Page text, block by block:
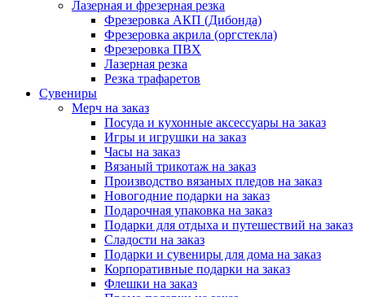
Лазерная и фрезерная резка
Фрезеровка АКП (Дибонда)
Фрезеровка акрила (оргстекла)
Фрезеровка ПВХ
Лазерная резка
Резка трафаретов
Сувениры
Мерч на заказ
Посуда и кухонные аксессуары на заказ
Игры и игрушки на заказ
Часы на заказ
Вязаный трикотаж на заказ
Производство вязаных пледов на заказ
Новогодние подарки на заказ
Подарочная упаковка на заказ
Подарки для отдыха и путешествий на заказ
Сладости на заказ
Подарки и сувениры для дома на заказ
Корпоративные подарки на заказ
Флешки на заказ